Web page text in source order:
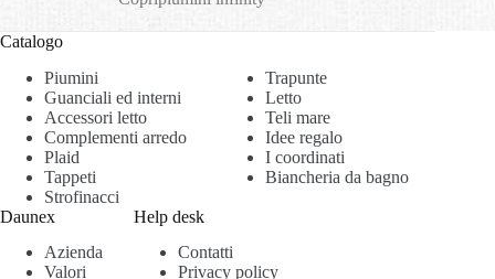
Catalogo
Piumini
Trapunte
Guanciali ed interni
Letto
Accessori letto
Teli mare
Complementi arredo
Idee regalo
Plaid
I coordinati
Tappeti
Biancheria da bagno
Strofinacci
Daunex
Azienda
Valori
Help desk
Contatti
Privacy policy